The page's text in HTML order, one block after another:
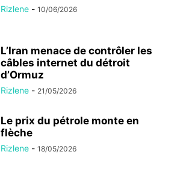
Rizlene - 10/06/2026
L’Iran menace de contrôler les
câbles internet du détroit
d’Ormuz
Rizlene - 21/05/2026
Le prix du pétrole monte en
flèche
Rizlene - 18/05/2026